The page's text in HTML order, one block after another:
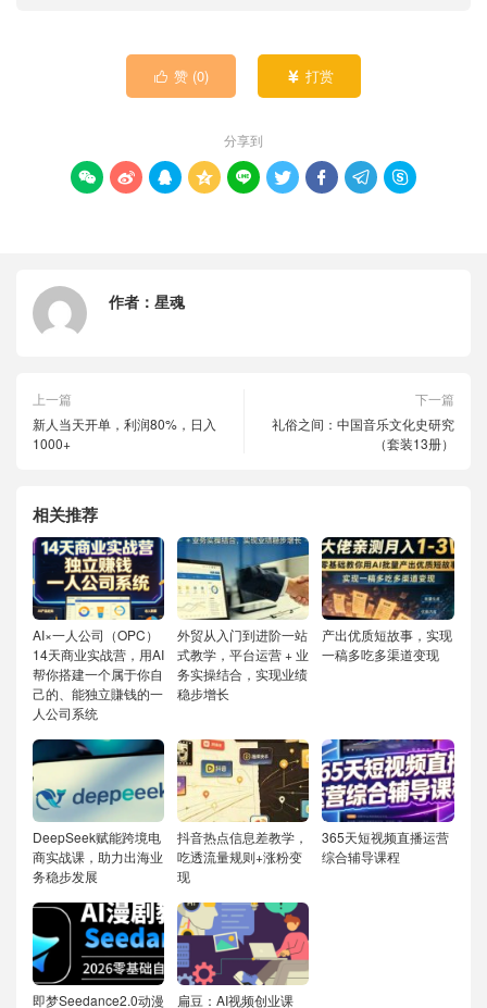
 赞 (0)  打赏
分享到
        
作者： 星魂
上一篇
新人当天开单，利润80%，日入
1000+
下一篇
礼俗之间：中国音乐文化史研究
（套装13册）
相关推荐
AI×一人公司（OPC）
14天商业实战营，用AI
帮你搭建一个属于你自
己的、能独立賺钱的一
人公司系统
外贸从入门到进阶一站
式教学，平台运营 + 业
务实操结合，实现业绩
稳步增长
产出优质短故事，实现
一稿多吃多渠道变现
DeepSeek赋能跨境电
商实战课，助力出海业
务稳步发展
抖音热点信息差教学，
吃透流量规则+涨粉变
现
365天短视频直播运营
综合辅导课程
即梦Seedance2.0动漫 扁豆：AI视频创业课